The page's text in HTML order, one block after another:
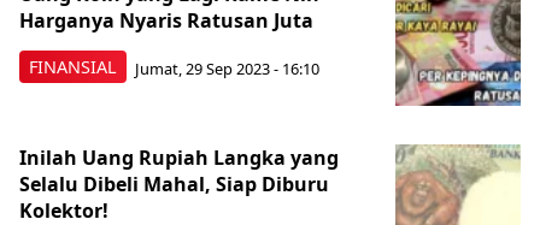
FINANSIAL
Harganya Nyaris Ratusan Juta
Jumat, 29 Sep 2023 - 16:10
Inilah Uang Rupiah Langka yang
Selalu Dibeli Mahal, Siap Diburu
Kolektor!